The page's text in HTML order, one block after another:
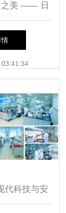
之美 —— 日
指南
情
代科技与安